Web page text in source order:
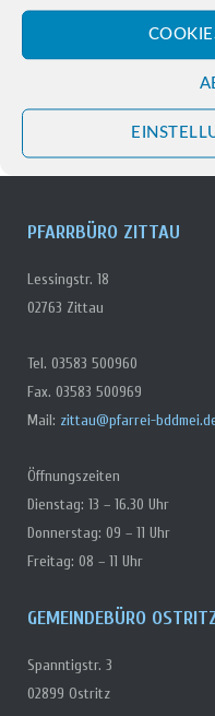
100-Jahrfeier Der
Pfarrei
PFARRBÜRO ZITTAU
Lessingstr. 18
02763 Zittau
Tel. 03583 500960
Fax. 03583 500969
Mail: zittau@pfarrei-
Öffnungszeiten
Dienstag: 13 – 16.30 Uhr
Donnerstag: 09 – 11 Uhr
Freitag: 08 – 11 Uhr
GEMEINDEBÜRO
Spanntigstr. 3
02899 Ostritz